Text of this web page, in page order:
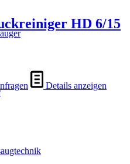
HD 6/15
Details anzeigen